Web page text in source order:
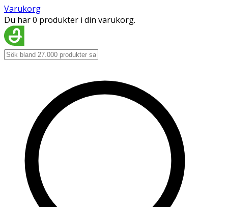
Varukorg
Du har 0 produkter i din varukorg.